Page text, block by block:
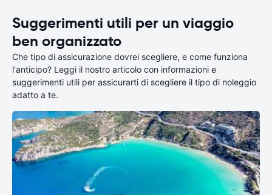
Suggerimenti utili per un viaggio
ben organizzato
Che tipo di assicurazione dovrei scegliere, e come funziona
l'anticipo? Leggi il nostro articolo con informazioni e
suggerimenti utili per assicurarti di scegliere il tipo di noleggio
adatto a te.